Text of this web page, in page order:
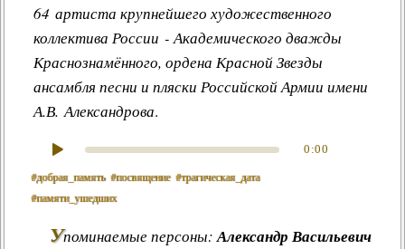
64 артиста крупнейшего художественного
коллектива России - Академического дважды
Краснознамённого, ордена Красной Звезды
ансамбля песни и пляски Российской Армии имени
А.В. Александрова.
0:00
#добрая_память #посвящение #трагическая_дата
#памяти_ушедших
Упоминаемые персоны:Александр Васильевич